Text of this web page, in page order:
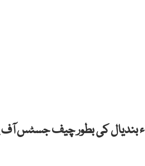
کی بطور چیف جسٹس آف